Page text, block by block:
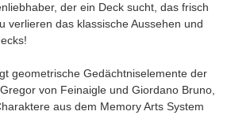
der ein Deck sucht, das frisch
verlieren das klassische Aussehen und
geometrische Gedächtniselemente der
von Feinaigle und Giordano Bruno,
aus dem Memory Arts System